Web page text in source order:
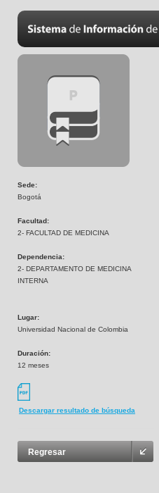
Sede:
Bogotá
Facultad:
2- FACULTAD DE MEDICINA
Dependencia:
2- DEPARTAMENTO DE MEDICINA
INTERNA
Lugar:
Universidad Nacional de Colombia
Duración:
12 meses
Descargar resultado de búsqueda
Regresar